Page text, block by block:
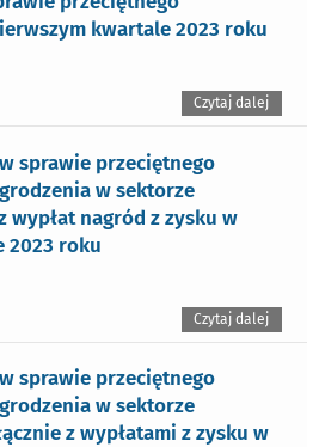
kwartale 2023 roku
Czytaj dalej
sprawie przeciętnego
w sektorze
wypłat nagród z zysku w
2023 roku
Czytaj dalej
sprawie przeciętnego
w sektorze
z wypłatami z zysku w